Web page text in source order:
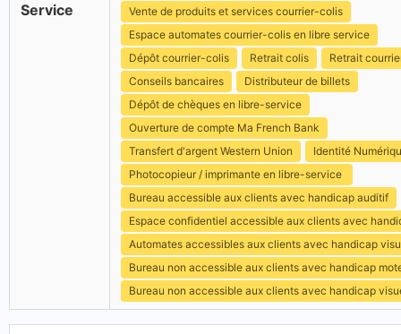
Service
Vente de produits et services courrier-colis
Espace automates courrier-colis en libre service
Dépôt courrier-colis
Retrait colis
Retrait
Conseils bancaires
Distributeur de billets
Dépôt de chèques en libre-service
Ouverture de compte Ma French Bank
Transfert d'argent Western Union
Identité
Photocopieur / imprimante en libre-service
Bureau accessible aux clients avec handicap auditif
Espace confidentiel accessible aux clients avec
Automates accessibles aux clients avec handicap
Bureau non accessible aux clients avec handicap
Bureau non accessible aux clients avec handicap